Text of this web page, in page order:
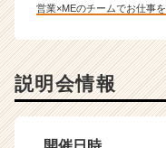
営業×MEのチームでお仕事を
説明会情報